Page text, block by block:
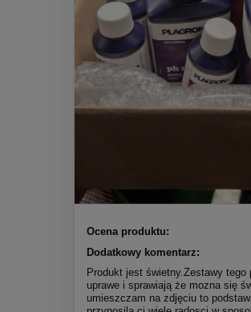
Ocena produktu:
Dodatkowy komentarz:
Produkt jest świetny.Zestawy tego
uprawe i sprawiają że mozna się
umieszczam na zdjęciu to